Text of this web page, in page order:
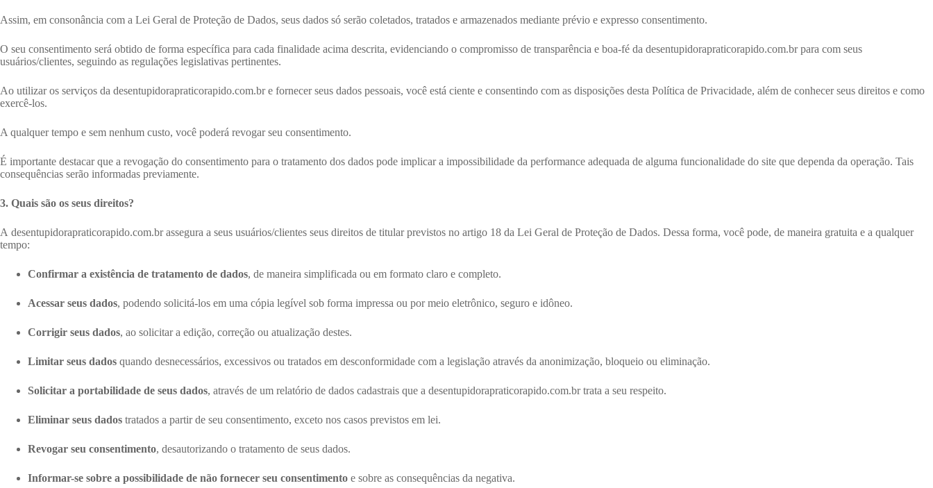
Assim, em consonância com a Lei Geral de Proteção de Dados, seus dados só serão coletados, tratados e armazenados mediante prévio e expresso consentimento.
O seu consentimento será obtido de forma específica para cada finalidade acima descrita, evidenciando o compromisso de transparência e boa-fé da desentupidorapraticorapido.com.br para com seus
usuários/clientes, seguindo as regulações legislativas pertinentes.
Ao utilizar os serviços da desentupidorapraticorapido.com.br e fornecer seus dados pessoais, você está ciente e consentindo com as disposições desta Política de Privacidade, além de conhecer seus direitos e como
exercê-los.
A qualquer tempo e sem nenhum custo, você poderá revogar seu consentimento.
É importante destacar que a revogação do consentimento para o tratamento dos dados pode implicar a impossibilidade da performance adequada de alguma funcionalidade do site que dependa da operação. Tais
consequências serão informadas previamente.
3. Quais são os seus direitos?
A desentupidorapraticorapido.com.br assegura a seus usuários/clientes seus direitos de titular previstos no artigo 18 da Lei Geral de Proteção de Dados. Dessa forma, você pode, de maneira gratuita e a qualquer
tempo:
Confirmar a existência de tratamento de dados, de maneira simplificada ou em formato claro e completo.
Acessar seus dados, podendo solicitá-los em uma cópia legível sob forma impressa ou por meio eletrônico, seguro e idôneo.
Corrigir seus dados, ao solicitar a edição, correção ou atualização destes.
Limitar seus dados quando desnecessários, excessivos ou tratados em desconformidade com a legislação através da anonimização, bloqueio ou eliminação.
Solicitar a portabilidade de seus dados, através de um relatório de dados cadastrais que a desentupidorapraticorapido.com.br trata a seu respeito.
Eliminar seus dados tratados a partir de seu consentimento, exceto nos casos previstos em lei.
Revogar seu consentimento, desautorizando o tratamento de seus dados.
Informar-se sobre a possibilidade de não fornecer seu consentimento e sobre as consequências da negativa.